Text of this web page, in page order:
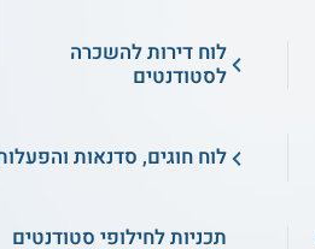
לוח דירות להשכרה
לסטודנטים
לוח חוגים, סדנאות
תכניות לחילופי סטודנטים